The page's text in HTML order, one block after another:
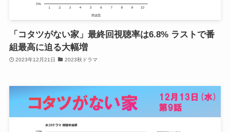
「コタツがない家」最終回視聴率は6.8% ラストで番
組最高に迫る大幅増
2023年12月21日 2023秋ドラマ